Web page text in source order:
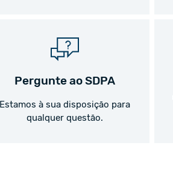
Pergunte ao SDPA
Estamos à sua disposição para
qualquer questão.